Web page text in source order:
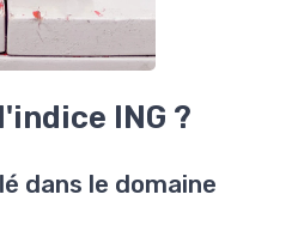
ING ?
dans le domaine